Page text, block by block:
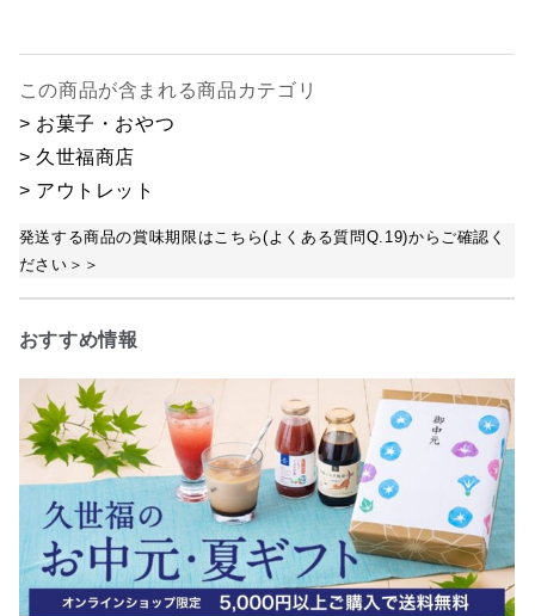
この商品が含まれる商品カテゴリ
> お菓子・おやつ
> 久世福商店
> アウトレット
発送する商品の賞味期限はこちら(よくある質問Q.19)からご確認く
ださい＞＞
おすすめ情報